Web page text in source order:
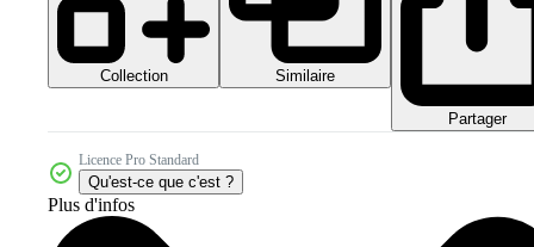
Collection Similaire
Partager
Licence Pro Standard
Qu'est-ce que c'est ?
Plus d'infos